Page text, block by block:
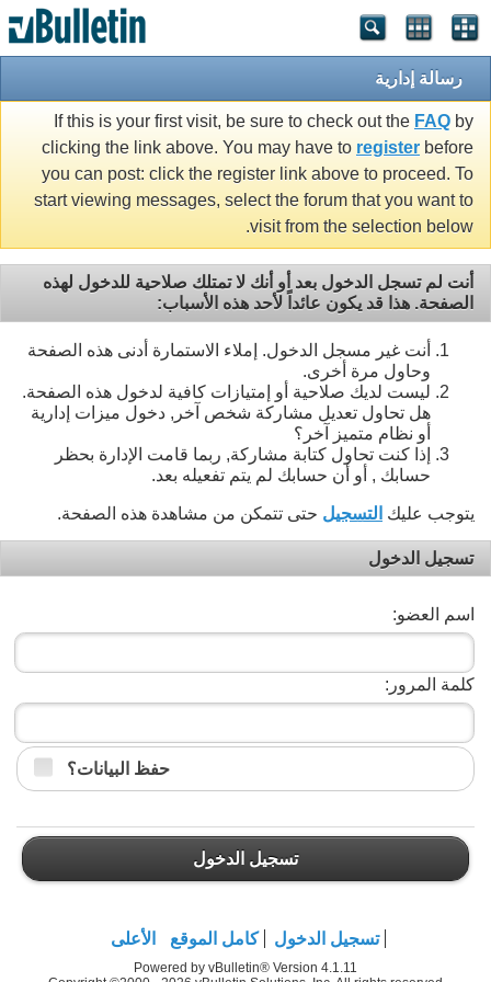
رسالة إدارية
If this is your first visit, be sure to check out the FAQ by
clicking the link above. You may have to register before
you can post: click the register link above to proceed. To
start viewing messages, select the forum that you want to
visit from the selection below.
أنت لم تسجل الدخول بعد أو أنك لا تمتلك صلاحية للدخول لهذه
الصفحة. هذا قد يكون عائداً لأحد هذه الأسباب:
أنت غير مسجل الدخول. إملاء الاستمارة أدنى هذه الصفحة
وحاول مرة أخرى.
ليست لديك صلاحية أو إمتيازات كافية لدخول هذه الصفحة.
هل تحاول تعديل مشاركة شخص آخر, دخول ميزات إدارية
أو نظام متميز آخر؟
إذا كنت تحاول كتابة مشاركة, ربما قامت الإدارة بحظر
حسابك , أو أن حسابك لم يتم تفعيله بعد.
يتوجب عليك التسجيل حتى تتمكن من مشاهدة هذه الصفحة.
تسجيل الدخول
اسم العضو:
كلمة المرور:
حفظ البيانات؟
تسجيل الدخول
تسجيل الدخول كامل الموقع الأعلى
Powered by vBulletin® Version 4.1.11